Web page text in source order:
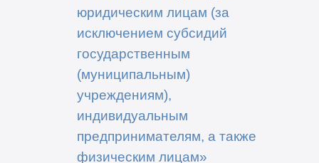
юридическим лицам (за
исключением субсидий
государственным
(муниципальным)
учреждениям),
индивидуальным
предпринимателям, а также
физическим лицам»